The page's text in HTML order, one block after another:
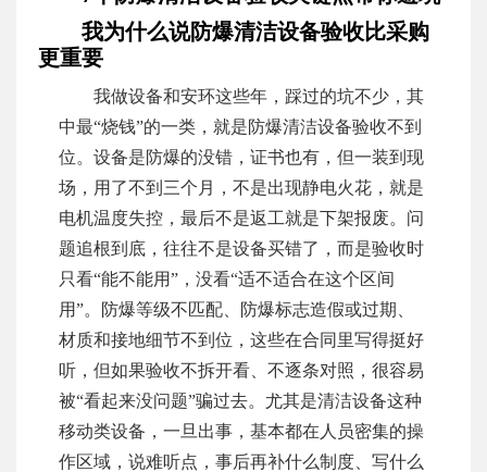
我为什么说防爆清洁设备验收比采购
更重要
我做设备和安环这些年，踩过的坑不少，其
中最“烧钱”的一类，就是防爆清洁设备验收不到
位。设备是防爆的没错，证书也有，但一装到现
场，用了不到三个月，不是出现静电火花，就是
电机温度失控，最后不是返工就是下架报废。问
题追根到底，往往不是设备买错了，而是验收时
只看“能不能用”，没看“适不适合在这个区间
用”。防爆等级不匹配、防爆标志造假或过期、
材质和接地细节不到位，这些在合同里写得挺好
听，但如果验收不拆开看、不逐条对照，很容易
被“看起来没问题”骗过去。尤其是清洁设备这种
移动类设备，一旦出事，基本都在人员密集的操
作区域，说难听点，事后再补什么制度、写什么